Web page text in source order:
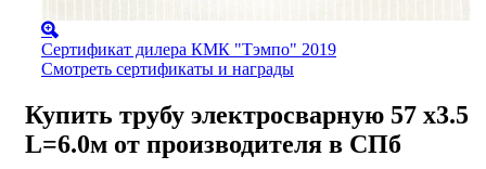
Сертификат дилера КМК "Тэмпо" 2019
Смотреть сертификаты и награды
Купить трубу электросварную 57 х3.5
L=6.0м от производителя в СПб